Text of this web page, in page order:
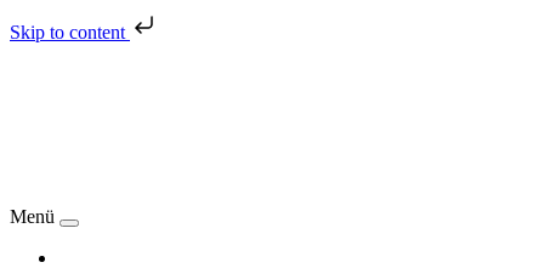
Skip to content
Menü